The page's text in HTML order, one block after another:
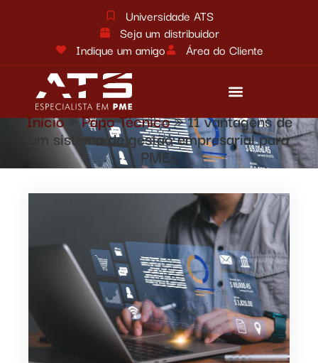
Universidade ATS
Seja um distribuidor
Indique um amigo
Área do Cliente
Início»Papo Técnico»11 vantagens de
um sistema de gestão empresarial para
PMEs